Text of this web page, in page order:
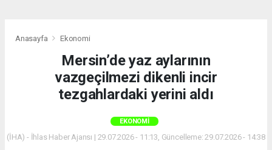
Anasayfa Ekonomi
Mersin’de yaz aylarının
vazgeçilmezi dikenli incir
tezgahlardaki yerini aldı
EKONOMI
(İHA) - İhlas Haber Ajansı | 29.07.2026 - 11:13, Güncelleme: 29.07.2026 - 14:38